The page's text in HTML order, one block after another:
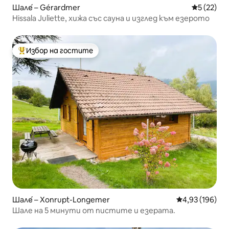
Шале́ – Gérardmer Средна
5 (22)
Hissala Juliette, хижа със сауна и изглед към езерото
Най-популярен избор на гостите
Избор на гостите
Шале́ – Xonrupt-Longemer Средна
4,93 (196)
Шале на 5 минути от пистите и езерата.